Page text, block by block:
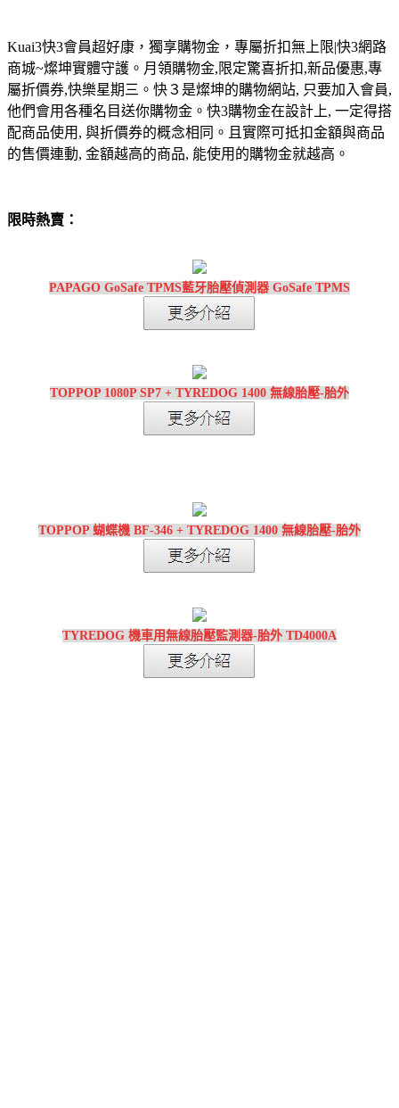
Kuai3快3會員超好康，獨享購物金，專屬折扣無上限|快3網路
商城~燦坤實體守護。月領購物金,限定驚喜折扣,新品優惠,專
屬折價券,快樂星期三。快３是燦坤的購物網站, 只要加入會員,
他們會用各種名目送你購物金。快3購物金在設計上, 一定得搭
配商品使用, 與折價券的概念相同。且實際可抵扣金額與商品
的售價連動, 金額越高的商品, 能使用的購物金就越高。
限時熱賣：
PAPAGO GoSafe TPMS藍牙胎壓偵測器 GoSafe TPMS
TOPPOP 1080P SP7 + TYREDOG 1400 無線胎壓-胎外
TOPPOP 蝴蝶機 BF-346 + TYREDOG 1400 無線胎壓-胎外
TYREDOG 機車用無線胎壓監測器-胎外 TD4000A